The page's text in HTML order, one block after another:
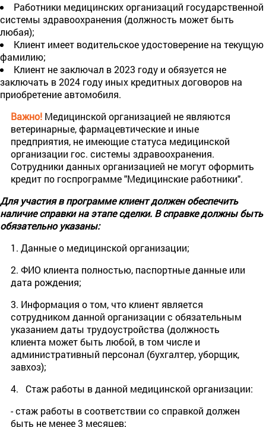
Работники медицинских организаций государственной
системы здравоохранения (должность может быть
любая);
Клиент имеет водительское удостоверение на текущую
фамилию;
Клиент не заключал в 2023 году и обязуется не
заключать в 2024 году иных кредитных договоров на
приобретение автомобиля.
Важно! Медицинской организацией не являются
ветеринарные, фармацевтические и иные
предприятия, не имеющие статуса медицинской
организации гос. системы здравоохранения.
Сотрудники данных организацией не могут оформить
кредит по госпрограмме "Медицинские работники".
Для участия в программе клиент должен обеспечить
наличие справки на этапе сделки. В справке должны быть
обязательно указаны:
1. Данные о медицинской организации;
2. ФИО клиента полностью, паспортные данные или
дата рождения;
3. Информация о том, что клиент является
сотрудником данной организации с обязательным
указанием даты трудоустройства (должность
клиента может быть любой, в том числе и
административный персонал (бухгалтер, уборщик,
завхоз);
4. Стаж работы в данной медицинской организации:
- стаж работы в соответствии со справкой должен
быть не менее 3 месяцев;